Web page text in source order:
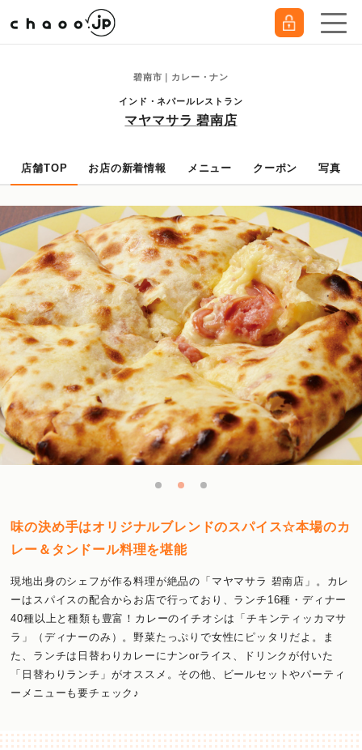
碧南市｜カレー・ナン
インド・ネパールレストラン
マヤマサラ 碧南店
店舗TOP お店の新着情報 メニュー クーポン 写真
味の決め手はオリジナルブレンドのスパイス☆本場のカ
レー＆タンドール料理を堪能
現地出身のシェフが作る料理が絶品の「マヤマサラ 碧南店」。カレ
ーはスパイスの配合からお店で行っており、ランチ16種・ディナー
40種以上と種類も豊富！カレーのイチオシは「チキンティッカマサ
ラ」（ディナーのみ）。野菜たっぷりで女性にピッタリだよ。ま
た、ランチは日替わりカレーにナンorライス、ドリンクが付いた
「日替わりランチ」がオススメ。その他、ビールセットやパーティ
ーメニューも要チェック♪